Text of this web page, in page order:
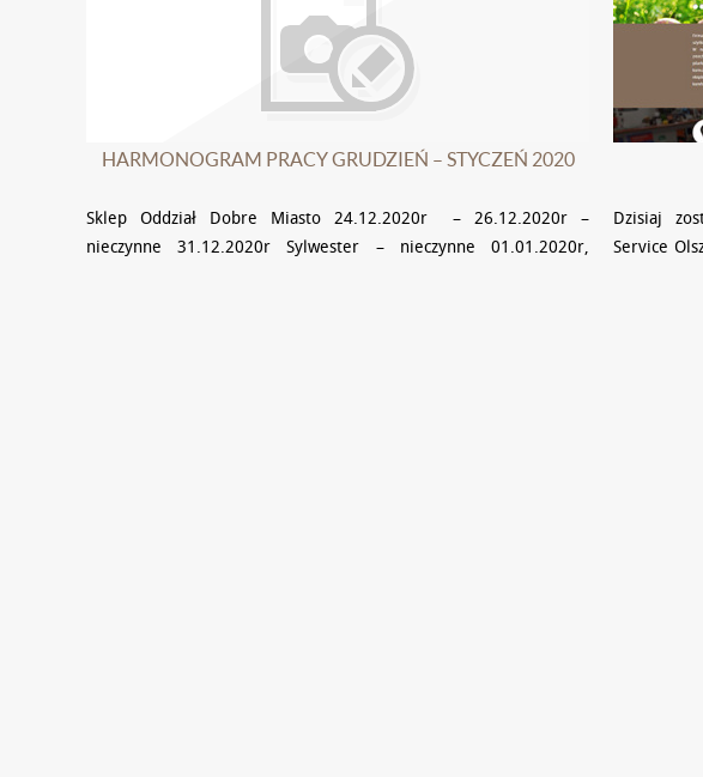
HARMONOGRAM PRACY GRUDZIEŃ – STYCZEŃ 2020
Sklep Oddział Dobre Miasto 24.12.2020r – 26.12.2020r –
nieczynne 31.12.2020r Sylwester – nieczynne 01.01.2020r,
Dzisiaj
Service